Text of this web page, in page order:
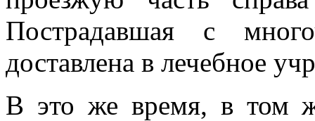
Пострадавшая с
доставлена в лечебное
В это же время, в том